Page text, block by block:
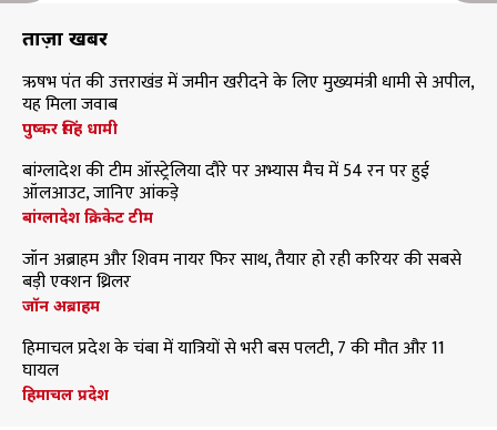
ताज़ा खबरें
ऋषभ पंत की उत्तराखंड में जमीन खरीदने के लिए मुख्यमंत्री धामी से अपील,
यह मिला जवाब
पुष्कर सिंह धामी
बांग्लादेश की टीम ऑस्ट्रेलिया दौरे पर अभ्यास मैच में 54 रन पर हुई
ऑलआउट, जानिए आंकड़े
बांग्लादेश क्रिकेट टीम
जॉन अब्राहम और शिवम नायर फिर साथ, तैयार हो रही करियर की सबसे
बड़ी एक्शन थ्रिलर
जॉन अब्राहम
हिमाचल प्रदेश के चंबा में यात्रियों से भरी बस पलटी, 7 की मौत और 11
घायल
हिमाचल प्रदेश